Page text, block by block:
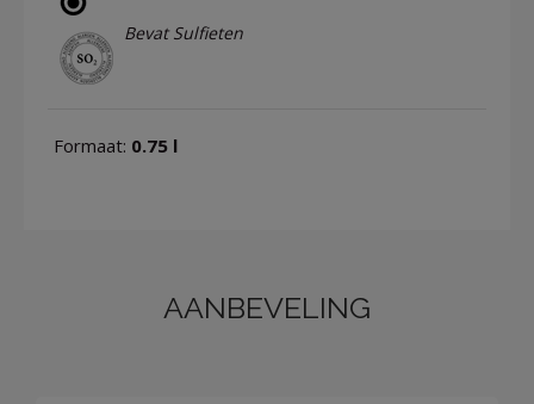
Bevat Sulfieten
Formaat: 0.75 l
AANBEVELING